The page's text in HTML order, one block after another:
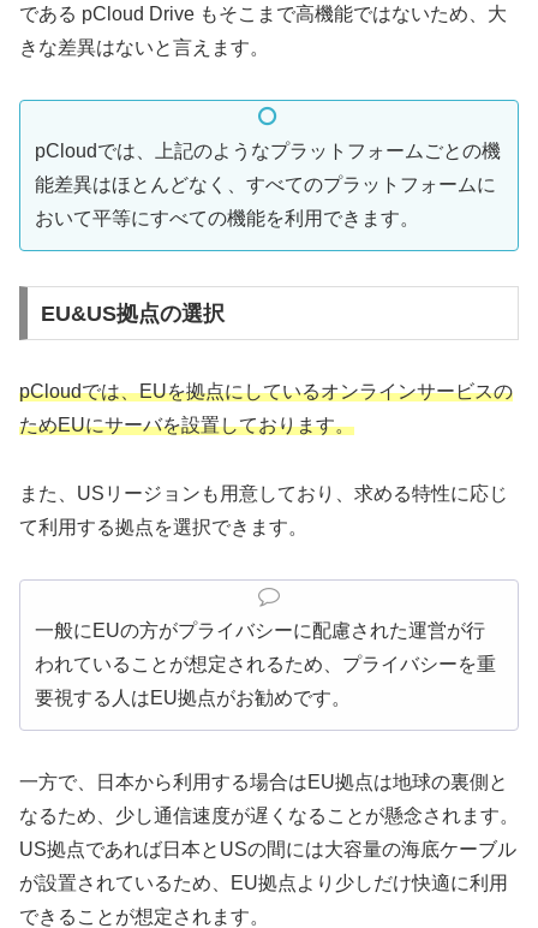
である pCloud Drive もそこまで高機能ではないため、大
きな差異はないと言えます。
pCloudでは、上記のようなプラットフォームごとの機
能差異はほとんどなく、すべてのプラットフォームに
おいて平等にすべての機能を利用できます。
EU&US拠点の選択
pCloudでは、EUを拠点にしているオンラインサービスの
ためEUにサーバを設置しております。
また、USリージョンも用意しており、求める特性に応じ
て利用する拠点を選択できます。
一般にEUの方がプライバシーに配慮された運営が行
われていることが想定されるため、プライバシーを重
要視する人はEU拠点がお勧めです。
一方で、日本から利用する場合はEU拠点は地球の裏側と
なるため、少し通信速度が遅くなることが懸念されます。
US拠点であれば日本とUSの間には大容量の海底ケーブル
が設置されているため、EU拠点より少しだけ快適に利用
できることが想定されます。